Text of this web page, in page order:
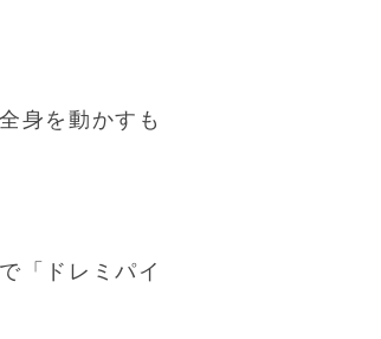
身を動かすも
「ドレミパイ